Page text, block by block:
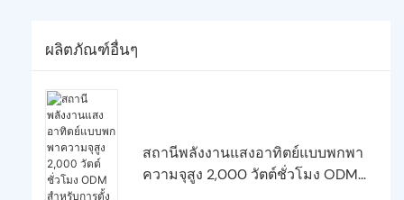
ผลิตภัณฑ์อื่นๆ
สถานีพลังงานแสงอาทิตย์แบบพกพา
ความจุสูง 2,000 วัตต์ชั่วโมง ODM